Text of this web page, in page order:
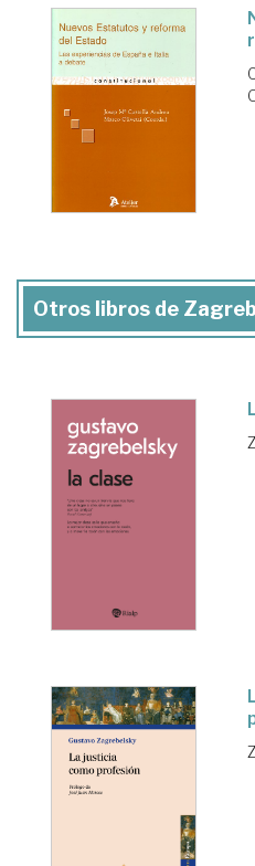
Otros libros de